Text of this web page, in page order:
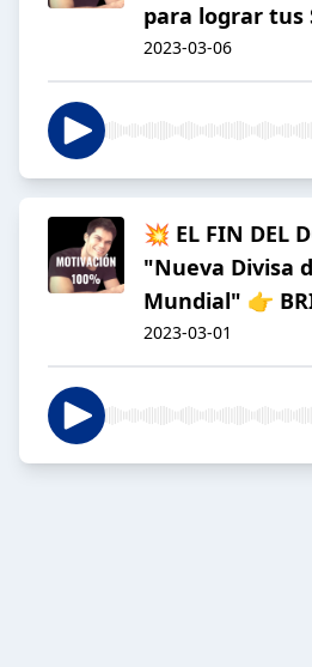
para lograr tus
2023-03-06
💥 EL FIN DEL
"Nueva Divisa
Mundial" 👉
2023-03-01